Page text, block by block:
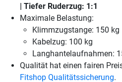
| Tiefer Ruderzug: 1:1
Maximale Belastung:
Klimmzugstange: 150 kg
Kabelzug: 100 kg
Langhantelaufnahmen:
Qualität hat einen fairen
Fitshop Qualitätssicherung.